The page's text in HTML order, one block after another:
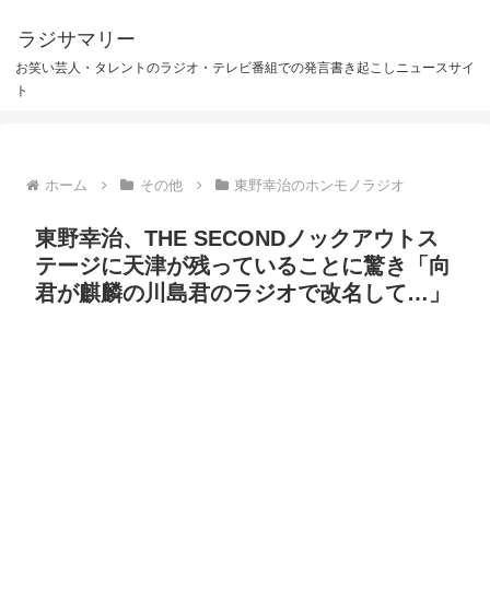
ラジサマリー
お笑い芸人・タレントのラジオ・テレビ番組での発言書き起こしニュースサイ
ト
ホーム その他 東野幸治のホンモノラジオ
東野幸治、THE SECONDノックアウトス
テージに天津が残っていることに驚き「向
君が麒麟の川島君のラジオで改名して…」